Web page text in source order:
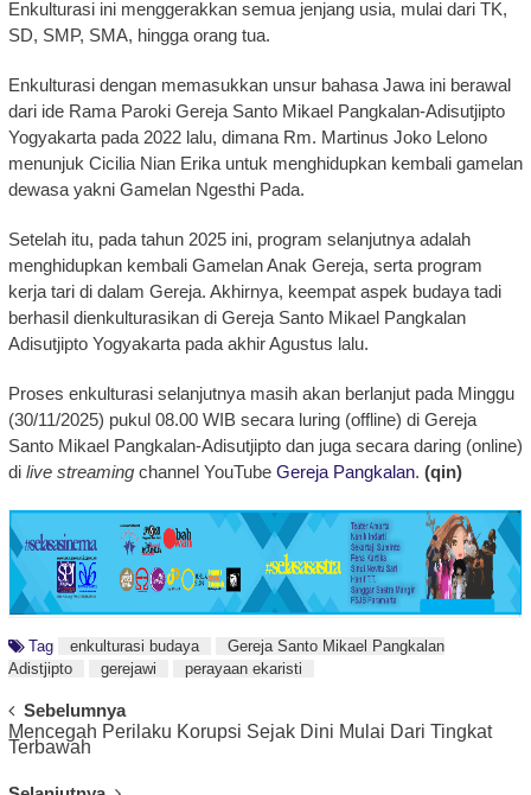
Enkulturasi ini menggerakkan semua jenjang usia, mulai dari TK,
SD, SMP, SMA, hingga orang tua.
Enkulturasi dengan memasukkan unsur bahasa Jawa ini berawal
dari ide Rama Paroki Gereja Santo Mikael Pangkalan-Adisutjipto
Yogyakarta pada 2022 lalu, dimana Rm. Martinus Joko Lelono
menunjuk Cicilia Nian Erika untuk menghidupkan kembali gamelan
dewasa yakni Gamelan Ngesthi Pada.
Setelah itu, pada tahun 2025 ini, program selanjutnya adalah
menghidupkan kembali Gamelan Anak Gereja, serta program
kerja tari di dalam Gereja. Akhirnya, keempat aspek budaya tadi
berhasil dienkulturasikan di Gereja Santo Mikael Pangkalan
Adisutjipto Yogyakarta pada akhir Agustus lalu.
Proses enkulturasi selanjutnya masih akan berlanjut pada Minggu
(30/11/2025) pukul 08.00 WIB secara luring (offline) di Gereja
Santo Mikael Pangkalan-Adisutjipto dan juga secara daring (online)
di live streamingchannel YouTube Gereja Pangkalan. (qin)
Tag enkulturasi budaya
Gereja Santo Mikael Pangkalan
Adistjipto
gerejawi perayaan ekaristi
Post
Navigation
Sebelumnya
Mencegah Perilaku Korupsi Sejak Dini Mulai Dari Tingkat
Terbawah